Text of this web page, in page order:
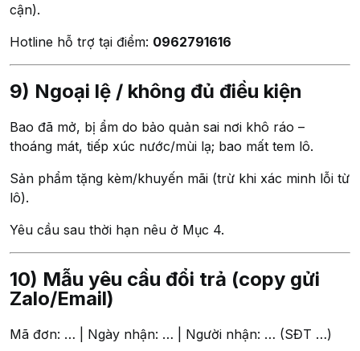
cận).
Hotline hỗ trợ tại điểm: 0962791616
9) Ngoại lệ / không đủ điều kiện
Bao đã mở, bị ẩm do bảo quản sai nơi khô ráo –
thoáng mát, tiếp xúc nước/mùi lạ; bao mất tem lô.
Sản phẩm tặng kèm/khuyến mãi (trừ khi xác minh lỗi từ
lô).
Yêu cầu sau thời hạn nêu ở Mục 4.
10) Mẫu yêu cầu đổi trả (copy gửi
Zalo/Email)
Mã đơn: … | Ngày nhận: … | Người nhận: … (SĐT …)